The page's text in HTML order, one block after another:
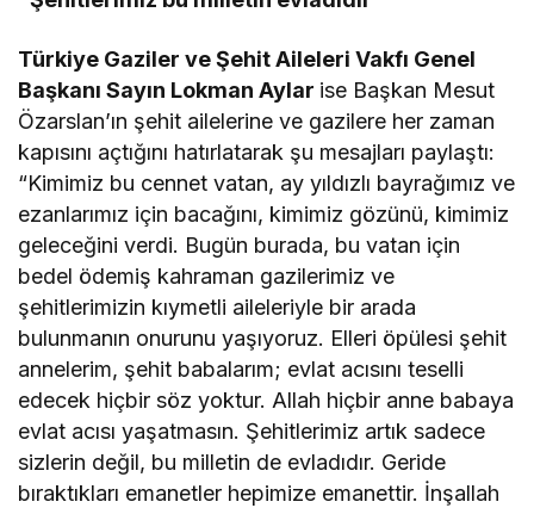
Türkiye Gaziler ve Şehit Aileleri Vakfı Genel
Başkanı Sayın Lokman Aylar ise Başkan Mesut
Özarslan’ın şehit ailelerine ve gazilere her zaman
kapısını açtığını hatırlatarak şu mesajları paylaştı:
“Kimimiz bu cennet vatan, ay yıldızlı bayrağımız ve
ezanlarımız için bacağını, kimimiz gözünü, kimimiz
geleceğini verdi. Bugün burada, bu vatan için
bedel ödemiş kahraman gazilerimiz ve
şehitlerimizin kıymetli aileleriyle bir arada
bulunmanın onurunu yaşıyoruz. Elleri öpülesi şehit
annelerim, şehit babalarım; evlat acısını teselli
edecek hiçbir söz yoktur. Allah hiçbir anne babaya
evlat acısı yaşatmasın. Şehitlerimiz artık sadece
sizlerin değil, bu milletin de evladıdır. Geride
bıraktıkları emanetler hepimize emanettir. İnşallah